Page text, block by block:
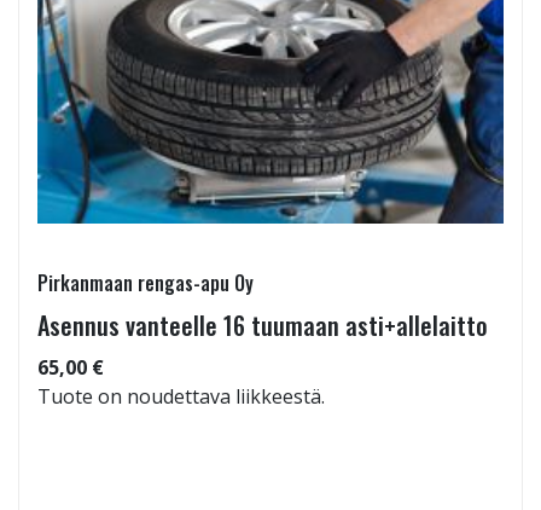
Pirkanmaan rengas-apu Oy
Asennus vanteelle 16 tuumaan asti+allelaitto
65,00 €
Tuote on noudettava liikkeestä.